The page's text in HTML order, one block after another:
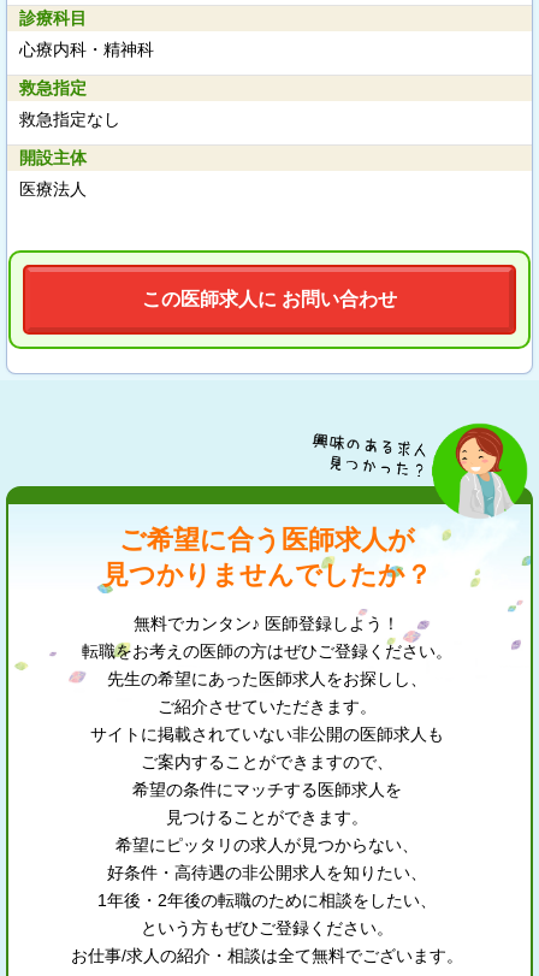
診療科目
心療内科・精神科
救急指定
救急指定なし
開設主体
医療法人
この医師求人に お問い合わせ
ご希望に合う医師求人が
見つかりませんでしたか？
無料でカンタン♪ 医師登録しよう！
転職をお考えの医師の方はぜひご登録ください。
先生の希望にあった医師求人をお探しし、
ご紹介させていただきます。
サイトに掲載されていない非公開の医師求人も
ご案内することができますので、
希望の条件にマッチする医師求人を
見つけることができます。
希望にピッタリの求人が見つからない、
好条件・高待遇の非公開求人を知りたい、
1年後・2年後の転職のために相談をしたい、
という方もぜひご登録ください。
お仕事/求人の紹介・相談は全て無料でございます。